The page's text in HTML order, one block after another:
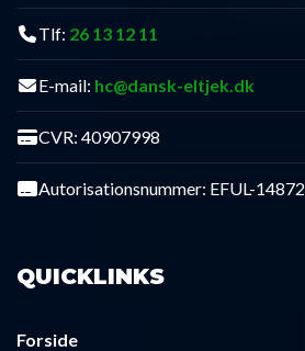
Tlf: 26 13 12 11
E-mail: hc@dansk-eltjek.dk
CVR: 40907998
Autorisationsnummer: EFUL-14872
QUICKLINKS
Forside